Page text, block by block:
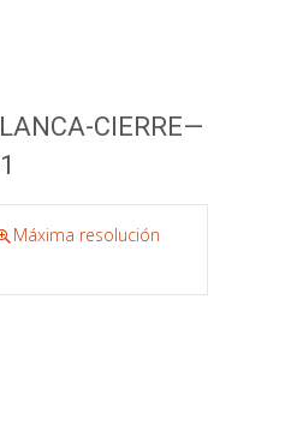
CIERRE—
Máxima resolución